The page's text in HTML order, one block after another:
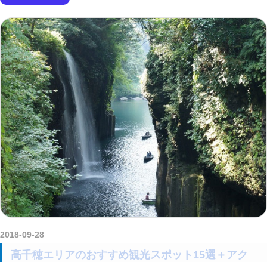
2018-09-28
高千穂エリアのおすすめ観光スポット15選＋アク